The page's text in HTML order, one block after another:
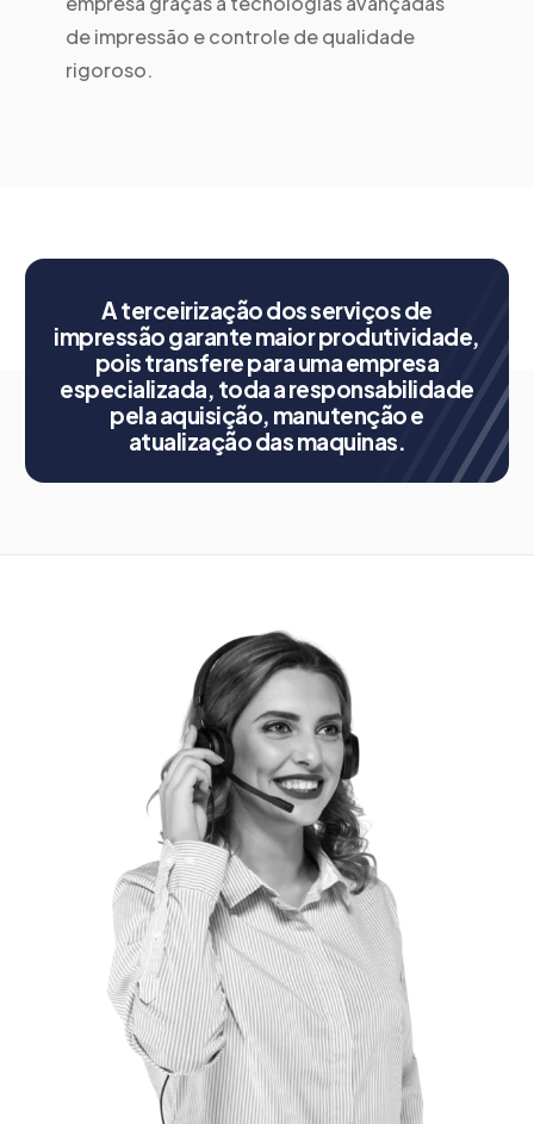
de impressão e controle de qualidade
rigoroso.
A terceirização dos serviços de
impressão garante maior produtividade,
pois transfere para uma empresa
especializada, toda a responsabilidade
pela aquisição, manutenção e
atualização das maquinas.